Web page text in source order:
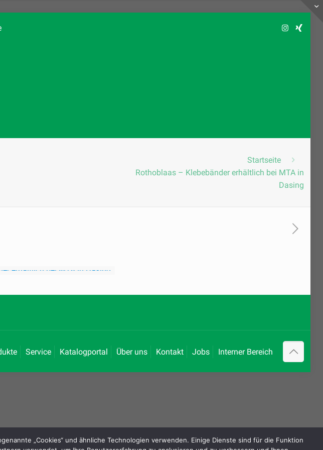
Startseite
Rothoblaas – Klebebänder erhältlich bei MTA in
Dasing
Service Katalogportal Über uns Kontakt Jobs Interner Bereich
„Cookies“ und ähnliche Technologien verwenden. Einige Dienste sind für die Funktion